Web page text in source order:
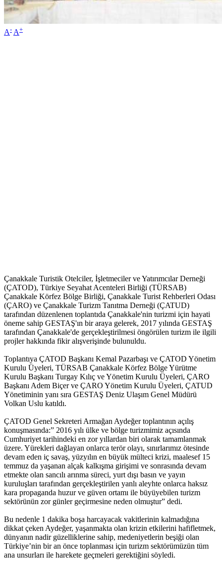
A- A+
Çanakkale Turistik Otelciler, İşletmeciler ve Yatırımcılar Derneği
(ÇATOD), Türkiye Seyahat Acenteleri Birliği (TÜRSAB)
Çanakkale Körfez Bölge Birliği, Çanakkale Turist Rehberleri Odası
(ÇARO) ve Çanakkale Turizm Tanıtma Derneği (ÇATUD)
tarafından düzenlenen toplantıda Çanakkale'nin turizmi için hayati
öneme sahip GESTAŞ'ın bir araya gelerek, 2017 yılında GESTAŞ
tarafından Çanakkale'de gerçekleştirilmesi öngörülen turizm ile ilgili
projler hakkında fikir alışverişinde bulunuldu.
Toplantıya ÇATOD Başkanı Kemal Pazarbaşı ve ÇATOD Yönetim
Kurulu Üyeleri, TÜRSAB Çanakkale Körfez Bölge Yürütme
Kurulu Başkanı Turgay Kılıç ve Yönetim Kurulu Üyeleri, ÇARO
Başkanı Adem Biçer ve ÇARO Yönetim Kurulu Üyeleri, ÇATUD
Yönetiminin yanı sıra GESTAŞ Deniz Ulaşım Genel Müdürü
Volkan Uslu katıldı.
ÇATOD Genel Sekreteri Armağan Aydeğer toplantının açılış
konuşmasında:” 2016 yılı ülke ve bölge turizmimiz açısında
Cumhuriyet tarihindeki en zor yıllardan biri olarak tamamlanmak
üzere. Yürekleri dağlayan onlarca terör olayı, sınırlarımız ötesinde
devam eden iç savaş, yüzyılın en büyük mülteci krizi, maalesef 15
temmuz da yaşanan alçak kalkışma girişimi ve sonrasında devam
etmekte olan sancılı arınma süreci, yurt dışı basın ve yayın
kuruluşları tarafından gerçekleştirilen yanlı aleyhte onlarca haksız
kara propaganda huzur ve güven ortamı ile büyüyebilen turizm
sektörünün zor günler geçirmesine neden olmuştur” dedi.
Bu nedenle 1 dakika boşa harcayacak vakitlerinin kalmadığına
dikkat çeken Aydeğer, yaşanmakta olan krizin etkilerini hafifletmek,
dünyanın nadir güzelliklerine sahip, medeniyetlerin beşiği olan
Türkiye’nin bir an önce toplanması için turizm sektörümüzün tüm
ana unsurları ile harekete geçmeleri gerektiğini söyledi.